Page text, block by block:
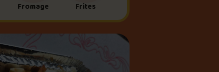
Fromage Frites